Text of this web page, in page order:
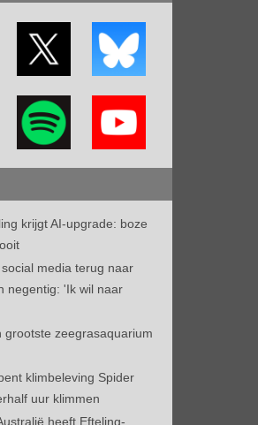
krijgt AI-upgrade: boze
media terug naar
negentig: 'Ik wil naar
grootste zeegrasaquarium
klimbeleving Spider
uur klimmen
heeft Efteling-